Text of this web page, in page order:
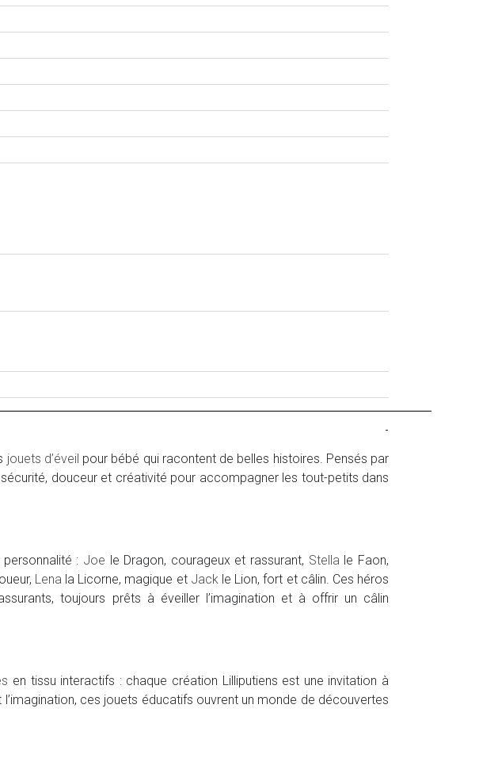
-
jouets d’éveil pour bébé qui racontent de belles histoires. Pensés par
douceur et créativité pour accompagner les tout-petits dans
: Joe le Dragon, courageux et rassurant, Stella le Faon,
Lena la Licorne, magique et Jack le Lion, fort et câlin. Ces héros
toujours prêts à éveiller l’imagination et à offrir un câlin
en tissu interactifs : chaque création Lilliputiens est une invitation à
ces jouets éducatifs ouvrent un monde de découvertes